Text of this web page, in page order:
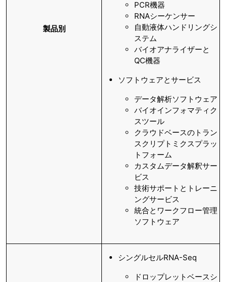
製品別
PCR機器
RNAシーケンサー
自動液体ハンドリングシ
ステム
バイオアナライザーと
QC機器
ソフトウェアとサービス
データ解析ソフトウェア
バイオインフォマティク
スツール
クラウドベースのトラン
スクリプトミクスプラッ
トフォーム
カスタムデータ解釈サー
ビス
技術サポートとトレーニ
ングサービス
統合とワークフロー管理
ソフトウェア
シングルセルRNA-Seq
ドロップレットベースシ